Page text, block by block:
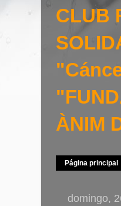
CLUB
ÀNIM
Página principal
domingo,